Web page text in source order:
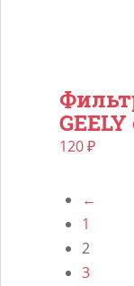
120₽
←
1
2
3